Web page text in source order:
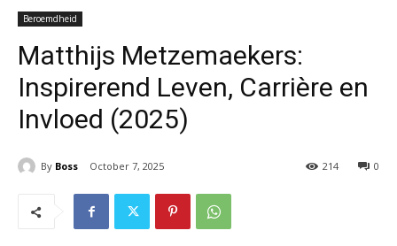
Beroemdheid
Matthijs Metzemaekers:
Inspirerend Leven, Carrière en
Invloed (2025)
By Boss October 7, 2025 0
214